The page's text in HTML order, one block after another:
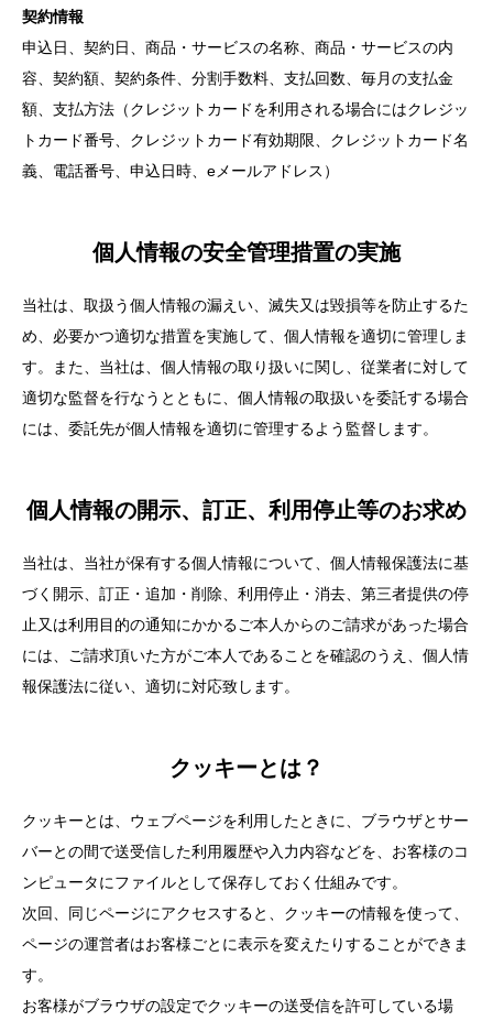
契約情報
申込日、契約日、商品・サービスの名称、商品・サービスの内
容、契約額、契約条件、分割手数料、支払回数、毎月の支払金
額、支払方法（クレジットカードを利用される場合にはクレジッ
トカード番号、クレジットカード有効期限、クレジットカード名
義、電話番号、申込日時、eメールアドレス）
個人情報の安全管理措置の実施
当社は、取扱う個人情報の漏えい、滅失又は毀損等を防止するた
め、必要かつ適切な措置を実施して、個人情報を適切に管理しま
す。また、当社は、個人情報の取り扱いに関し、従業者に対して
適切な監督を行なうとともに、個人情報の取扱いを委託する場合
には、委託先が個人情報を適切に管理するよう監督します。
個人情報の開示、訂正、利用停止等のお求め
当社は、当社が保有する個人情報について、個人情報保護法に基
づく開示、訂正・追加・削除、利用停止・消去、第三者提供の停
止又は利用目的の通知にかかるご本人からのご請求があった場合
には、ご請求頂いた方がご本人であることを確認のうえ、個人情
報保護法に従い、適切に対応致します。
クッキーとは？
クッキーとは、ウェブページを利用したときに、ブラウザとサー
バーとの間で送受信した利用履歴や入力内容などを、お客様のコ
ンピュータにファイルとして保存しておく仕組みです。
次回、同じページにアクセスすると、クッキーの情報を使って、
ページの運営者はお客様ごとに表示を変えたりすることができま
す。
お客様がブラウザの設定でクッキーの送受信を許可している場